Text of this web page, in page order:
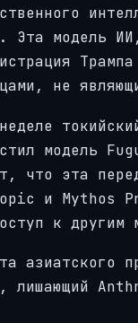
модель ИИ,
не
модель
что эта
и Mythos
к
азиатского
лишающий